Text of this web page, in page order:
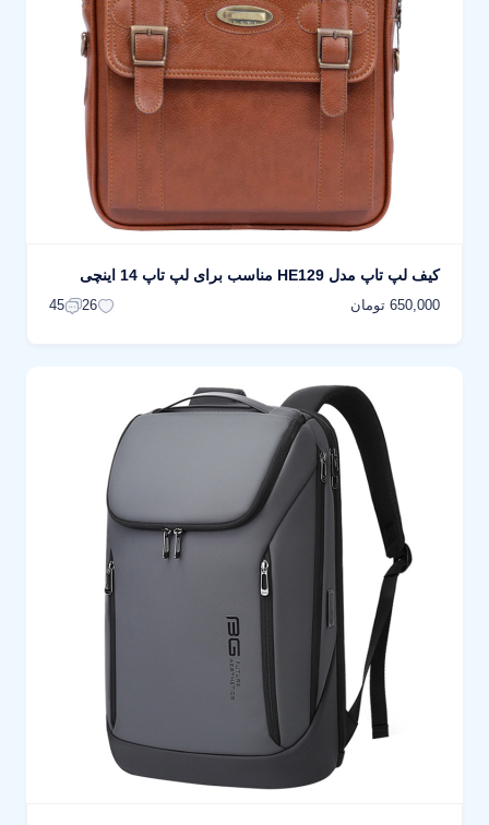
کیف لپ تاپ مدل HE129 مناسب برای لپ تاپ 14 اینچی
650,000 تومان 26
45